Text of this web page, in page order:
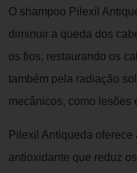
O shampoo Pilexil
diminuir a queda dos
os fios, restaurando os
também pela radiação
mecânicos, como lesões
Pilexil Antiqueda
antioxidante que reduz